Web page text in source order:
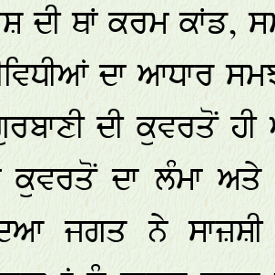
ਦੀ ਥਾਂ ਕਰਮ ਕਾਂਡ,
ਦਾ ਆਧਾਰ
ਦੀ ਕੁਵਰਤੋਂ
ਦਾ ਲੰਮਾ ਅਤੇ
ਜਗਤ ਨੇ